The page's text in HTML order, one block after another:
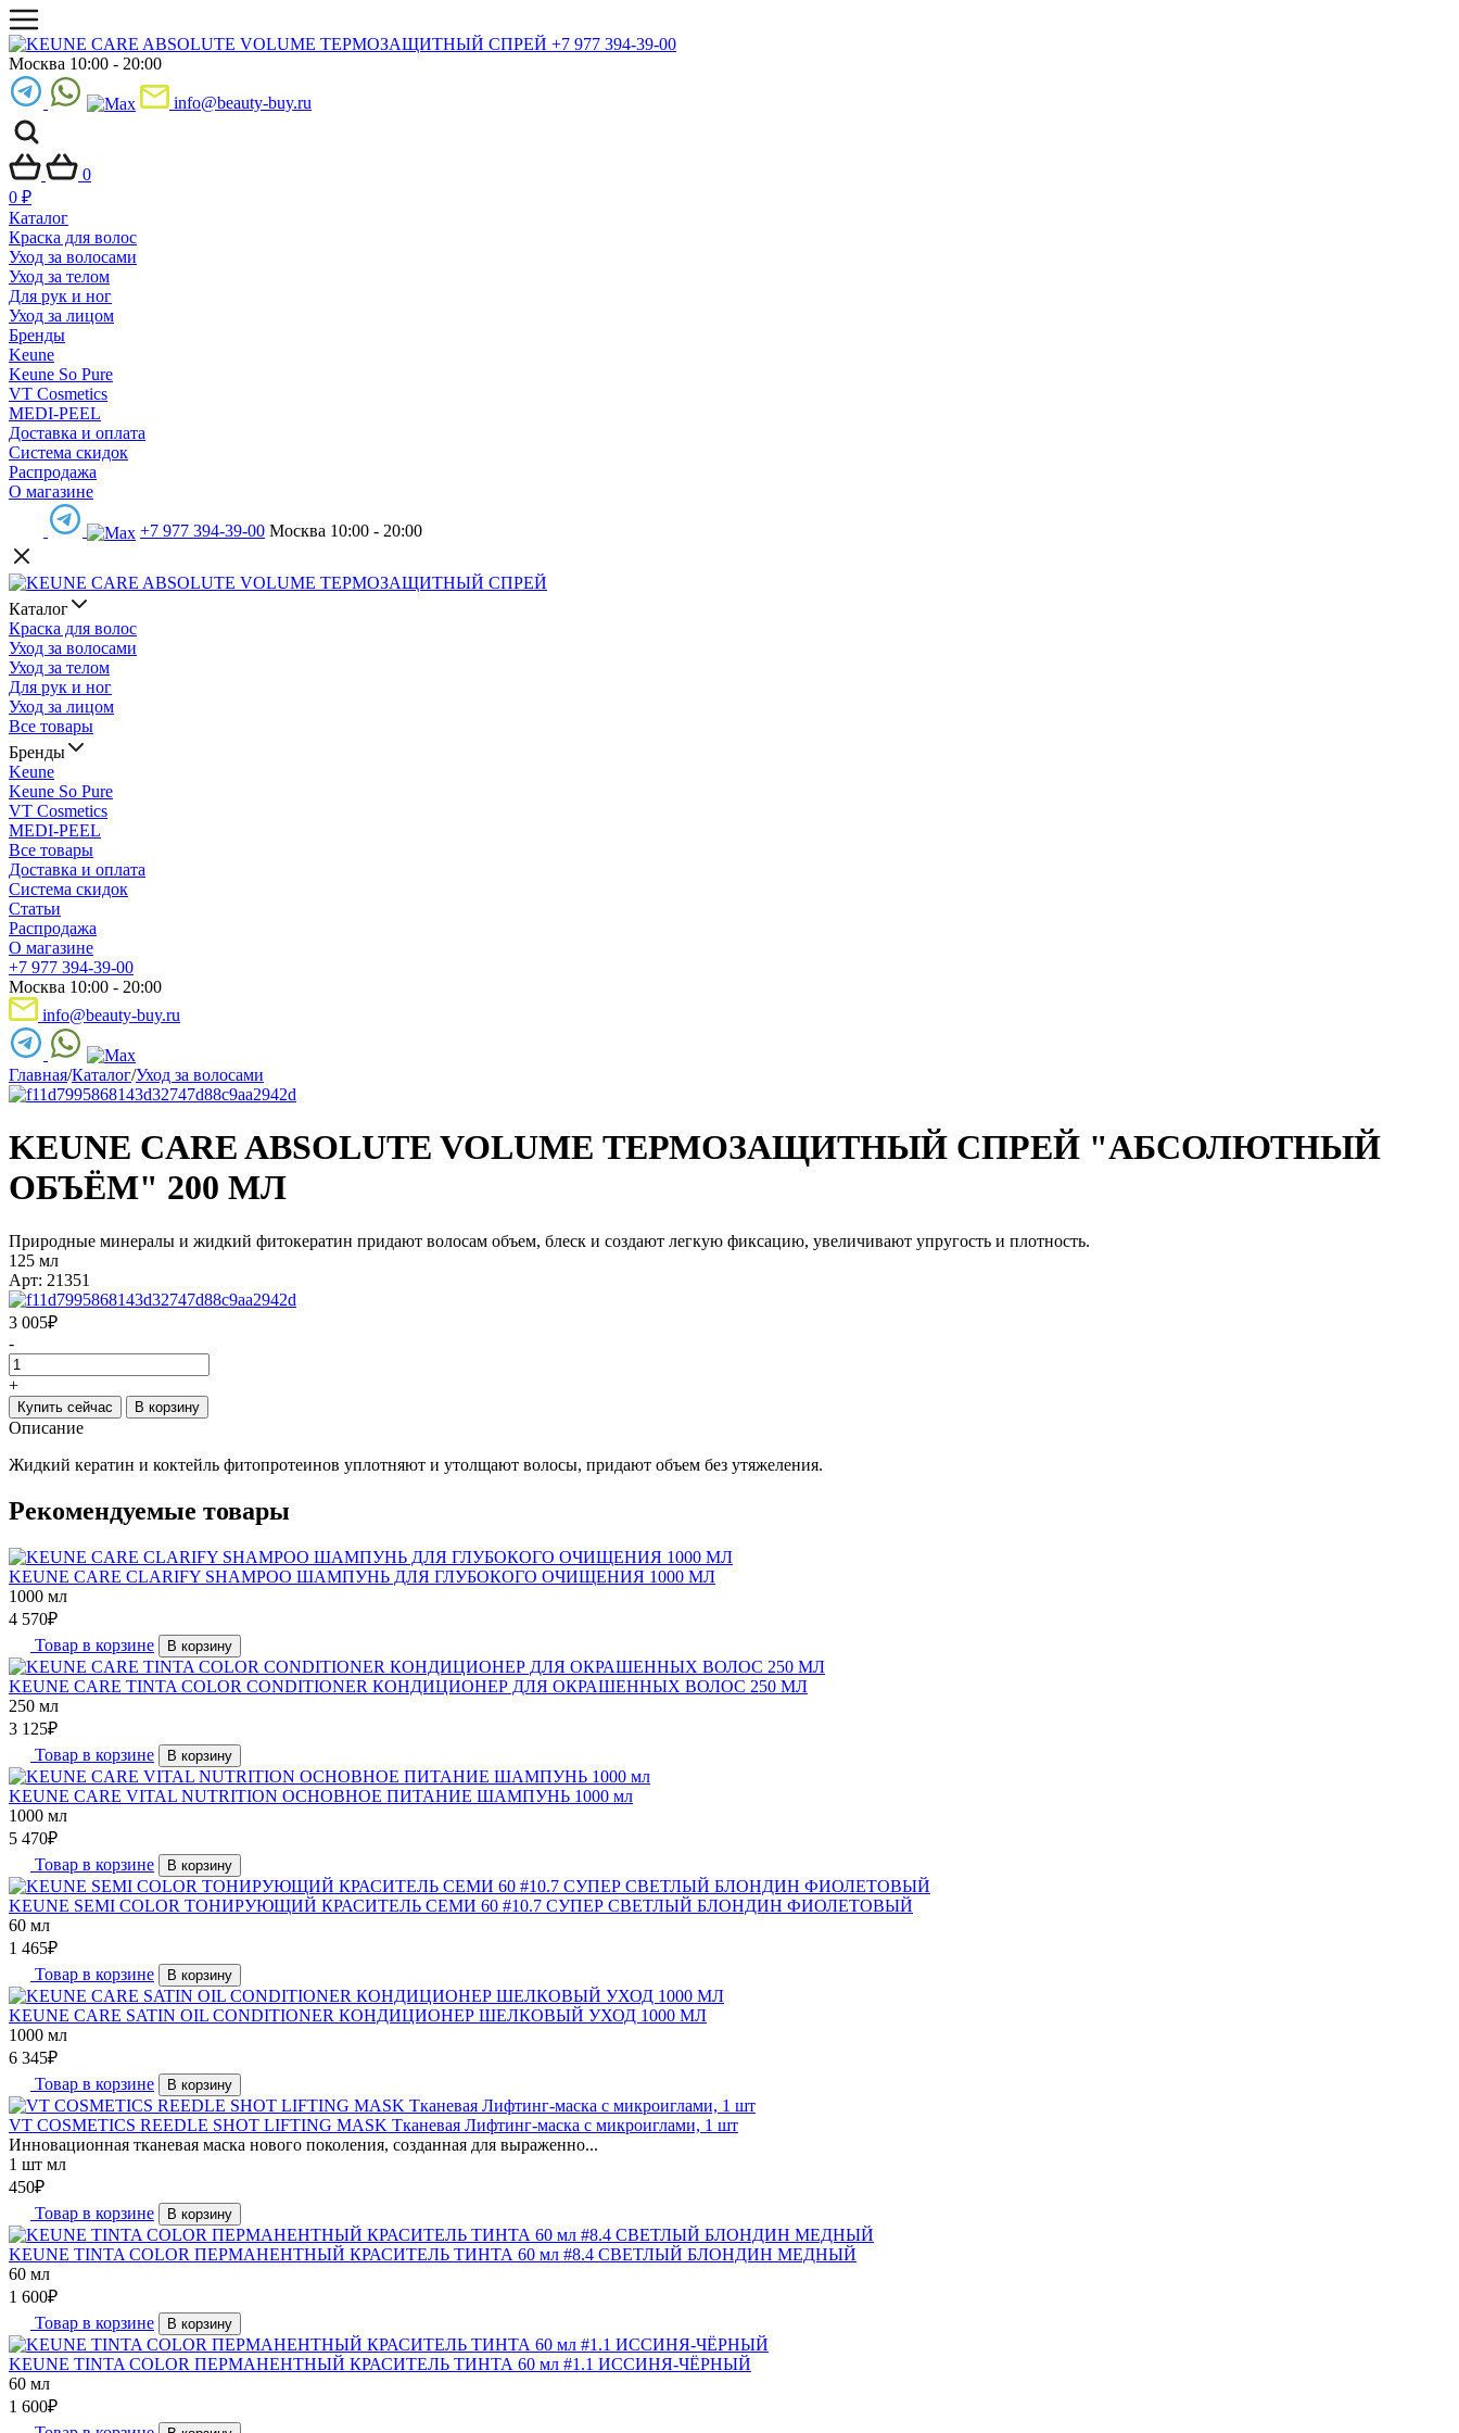
+7 977 394-39-00
Москва 10:00 - 20:00
info@beauty-buy.ru
0
0 ₽
Каталог
Краска для волос
Уход за волосами
Уход за телом
Для рук и ног
Уход за лицом
Бренды
Keune
Keune So Pure
VT Cosmetics
MEDI-PEEL
Доставка и оплата
Система скидок
Распродажа
О магазине
+7 977 394-39-00 Москва 10:00 - 20:00
Каталог
Краска для волос
Уход за волосами
Уход за телом
Для рук и ног
Уход за лицом
Все товары
Бренды
Keune
Keune So Pure
VT Cosmetics
MEDI-PEEL
Все товары
Доставка и оплата
Система скидок
Статьи
Распродажа
О магазине
+7 977 394-39-00
Москва 10:00 - 20:00
info@beauty-buy.ru
Главная/Каталог/Уход за волосами
KEUNE CARE ABSOLUTE VOLUME ТЕРМОЗАЩИТНЫЙ СПРЕЙ "АБСОЛЮТНЫЙ
ОБЪЁМ" 200 МЛ
Природные минералы и жидкий фитокератин придают волосам объем, блеск и создают легкую фиксацию, увеличивают упругость и плотность.
125 мл
Арт: 21351
3 005₽
-
+
Купить сейчас В корзину
Описание
Жидкий кератин и коктейль фитопротеинов уплотняют и утолщают волосы, придают объем без утяжеления.
Рекомендуемые товары
KEUNE CARE CLARIFY SHAMPOO ШАМПУНЬ ДЛЯ ГЛУБОКОГО ОЧИЩЕНИЯ 1000 МЛ
1000 мл
4 570₽
Товар в корзине
В корзину
KEUNE CARE TINTA COLOR CONDITIONER КОНДИЦИОНЕР ДЛЯ ОКРАШЕННЫХ ВОЛОС 250 МЛ
250 мл
3 125₽
Товар в корзине
В корзину
KEUNE CARE VITAL NUTRITION ОСНОВНОЕ ПИТАНИЕ ШАМПУНЬ 1000 мл
1000 мл
5 470₽
Товар в корзине
В корзину
KEUNE SEMI COLOR ТОНИРУЮЩИЙ КРАСИТЕЛЬ СЕМИ 60 #10.7 СУПЕР СВЕТЛЫЙ БЛОНДИН ФИОЛЕТОВЫЙ
60 мл
1 465₽
Товар в корзине
В корзину
KEUNE CARE SATIN OIL CONDITIONER КОНДИЦИОНЕР ШЕЛКОВЫЙ УХОД 1000 МЛ
1000 мл
6 345₽
Товар в корзине
В корзину
VT COSMETICS REEDLE SHOT LIFTING MASK Тканевая Лифтинг-маска с микроиглами, 1 шт
Инновационная тканевая маска нового поколения, созданная для выраженно...
1 шт мл
450₽
Товар в корзине
В корзину
KEUNE TINTA COLOR ПЕРМАНЕНТНЫЙ КРАСИТЕЛЬ ТИНТА 60 мл #8.4 СВЕТЛЫЙ БЛОНДИН МЕДНЫЙ
60 мл
1 600₽
Товар в корзине
В корзину
KEUNE TINTA COLOR ПЕРМАНЕНТНЫЙ КРАСИТЕЛЬ ТИНТА 60 мл #1.1 ИССИНЯ-ЧЁРНЫЙ
60 мл
1 600₽